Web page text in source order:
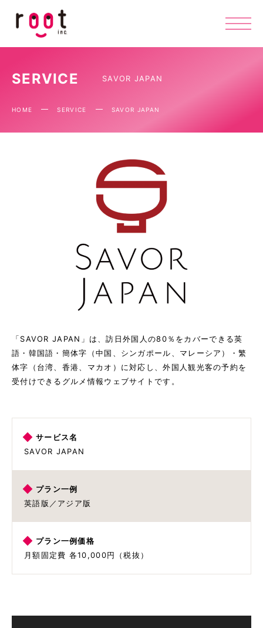
SERVICE SAVOR JAPAN
HOME SERVICE SAVOR JAPAN
「SAVOR JAPAN」は、訪日外国人の80％をカバーできる英
語・韓国語・簡体字（中国、シンガポール、マレーシア）・繁
体字（台湾、香港、マカオ）に対応し、外国人観光客の予約を
受付けできるグルメ情報ウェブサイトです。
サービス名
SAVOR JAPAN
プラン一例
英語版／アジア版
プラン一例価格
月額固定費 各10,000円（税抜）